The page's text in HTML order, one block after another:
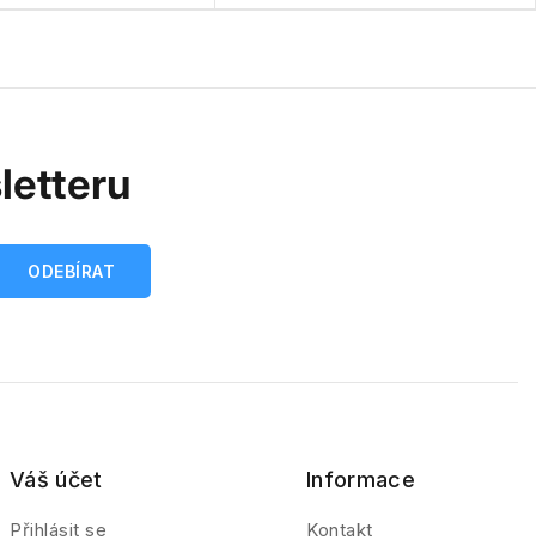
Váš účet
Přihlásit se
Informace
Kontakt